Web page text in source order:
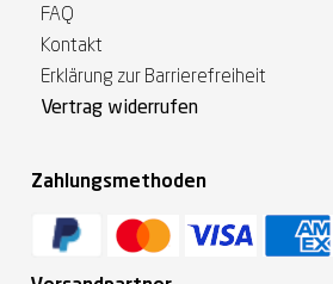
FAQ
Kontakt
Erklärung zur Barrierefreiheit
Vertrag widerrufen
Zahlungsmethoden